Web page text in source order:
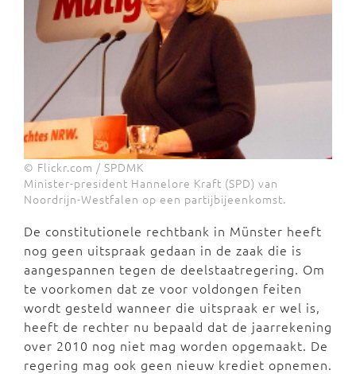
© Flickr.com / SPDMK
Minister-president Hannelore Kraft (SPD) van
Noordrijn-Westfalen op een partijbijeenkomst.
De constitutionele rechtbank in Münster heeft
nog geen uitspraak gedaan in de zaak die is
aangespannen tegen de deelstaatregering. Om
te voorkomen dat ze voor voldongen feiten
wordt gesteld wanneer die uitspraak er wel is,
heeft de rechter nu bepaald dat de jaarrekening
over 2010 nog niet mag worden opgemaakt. De
regering mag ook geen nieuw krediet opnemen.